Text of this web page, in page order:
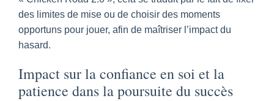
des limites de mise ou de choisir des moments
opportuns pour jouer, afin de maîtriser l’impact du
hasard.
Impact sur la confiance en soi et la
patience dans la poursuite du succès